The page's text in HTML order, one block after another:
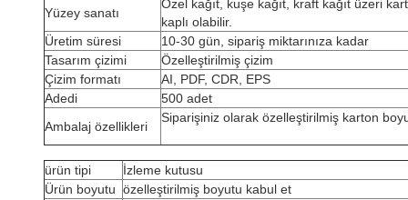
Yüzey sanatı
Özel kağıt, kuşe kağıt, kraft kağıt üzeri
kaplı olabilir.
Üretim süresi
10-30 gün, sipariş miktarınıza kadar
Tasarım çizimi
Özelleştirilmiş çizim
Çizim formatı
AI, PDF, CDR, EPS
Adedi
500 adet
Ambalaj özellikleri
Siparişiniz olarak özelleştirilmiş karton
ürün tipi
İzleme kutusu
Ürün boyutu özelleştirilmiş boyutu kabul et